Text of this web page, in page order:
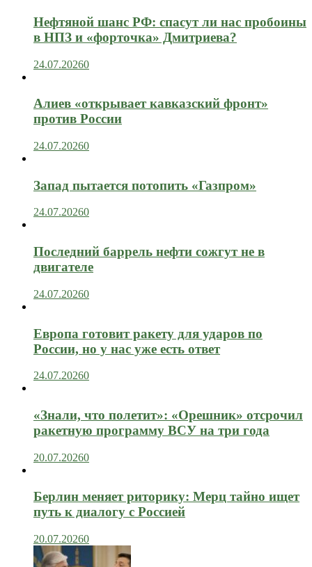
Нефтяной шанс РФ: спасут ли нас пробоины
в НПЗ и «форточка» Дмитриева?
24.07.20260
Алиев «открывает кавказский фронт»
против России
24.07.20260
Запад пытается потопить «Газпром»
24.07.20260
Последний баррель нефти сожгут не в
двигателе
24.07.20260
Европа готовит ракету для ударов по
России, но у нас уже есть ответ
24.07.20260
«Знали, что полетит»: «Орешник» отсрочил
ракетную программу ВСУ на три года
20.07.20260
Берлин меняет риторику: Мерц тайно ищет
путь к диалогу с Россией
20.07.20260